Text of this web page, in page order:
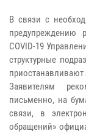
В связи с
предупреждению
COVID-19
структурные
Заявителям
письменно, на
связи, в
обращений»